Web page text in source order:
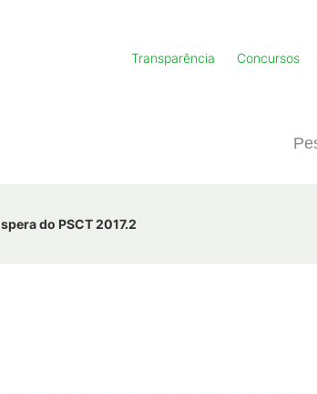
Transparência Concursos
do PSCT 2017.2